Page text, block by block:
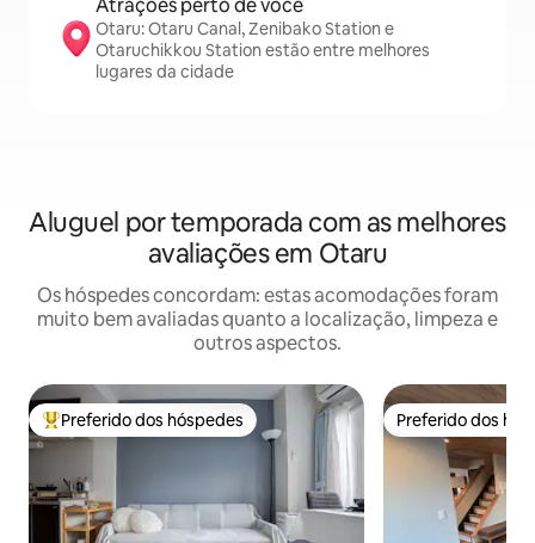
Atrações perto de você
Otaru: Otaru Canal, Zenibako Station e
Otaruchikkou Station estão entre melhores
lugares da cidade
Aluguel por temporada com as melhores
avaliações em Otaru
Os hóspedes concordam: estas acomodações foram
muito bem avaliadas quanto a localização, limpeza e
outros aspectos.
Entre os melhores preferidos dos hóspedes
Preferido dos hóspedes Preferido dos
Preferido dos